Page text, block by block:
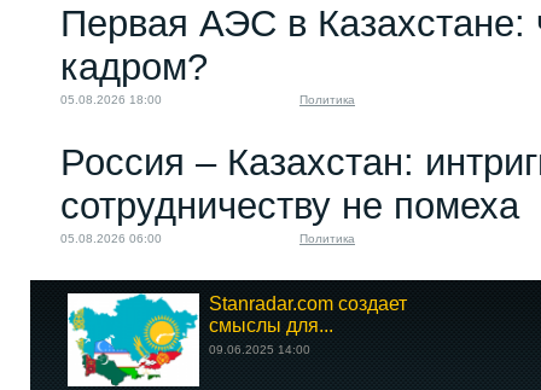
Первая АЭС в Казахстане:
кадром?
05.08.2026 18:00 Политика
Россия – Казахстан:
сотрудничеству не помеха
05.08.2026 06:00 Политика
Stanradar.com создает
смыслы для...
09.06.2025 14:00